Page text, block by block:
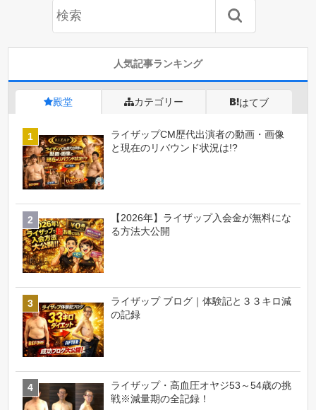
人気記事ランキング
殿堂 カテゴリー はてブ
ライザップCM歴代出演者の動画・画像
と現在のリバウンド状況は!?
【2026年】ライザップ入会金が無料にな
る方法大公開
ライザップ ブログ｜体験記と３３キロ減
の記録
ライザップ・高血圧オヤジ53～54歳の挑
戦※減量期の全記録！